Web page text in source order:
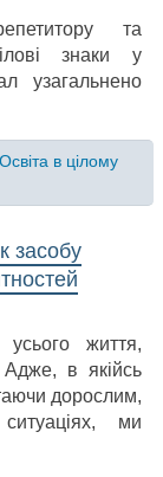
та
знаки у
узагальнено
Освіта в цілому
засобу
життя,
Адже, в якійсь
дорослим,
ми